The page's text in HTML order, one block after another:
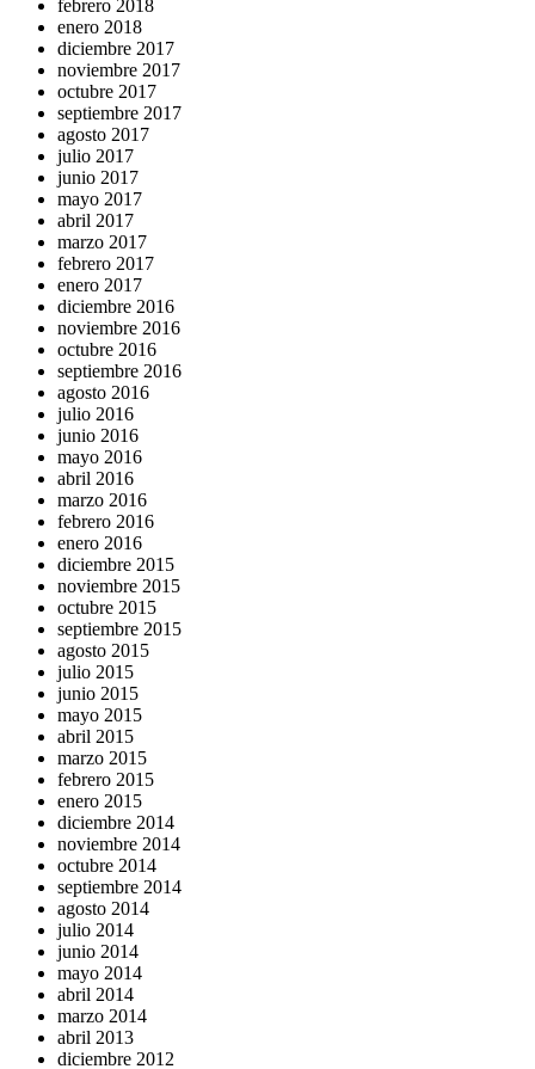
febrero 2018
enero 2018
diciembre 2017
noviembre 2017
octubre 2017
septiembre 2017
agosto 2017
julio 2017
junio 2017
mayo 2017
abril 2017
marzo 2017
febrero 2017
enero 2017
diciembre 2016
noviembre 2016
octubre 2016
septiembre 2016
agosto 2016
julio 2016
junio 2016
mayo 2016
abril 2016
marzo 2016
febrero 2016
enero 2016
diciembre 2015
noviembre 2015
octubre 2015
septiembre 2015
agosto 2015
julio 2015
junio 2015
mayo 2015
abril 2015
marzo 2015
febrero 2015
enero 2015
diciembre 2014
noviembre 2014
octubre 2014
septiembre 2014
agosto 2014
julio 2014
junio 2014
mayo 2014
abril 2014
marzo 2014
abril 2013
diciembre 2012